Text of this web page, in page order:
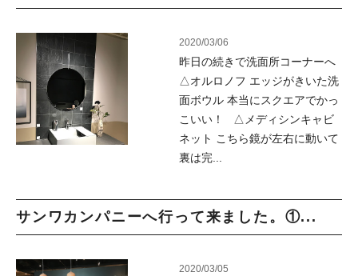
2020/03/06
昨日の続きで洗面所コーナーへ
△オルロノフ エッジがきいた洗
面ボウル 本当にスクエアでかっ
こいい！ △メディシンキャビ
ネット こちら鏡が左右に動いて
裏は完...
サンワカンパニーへ行って来ました。①...
2020/03/05